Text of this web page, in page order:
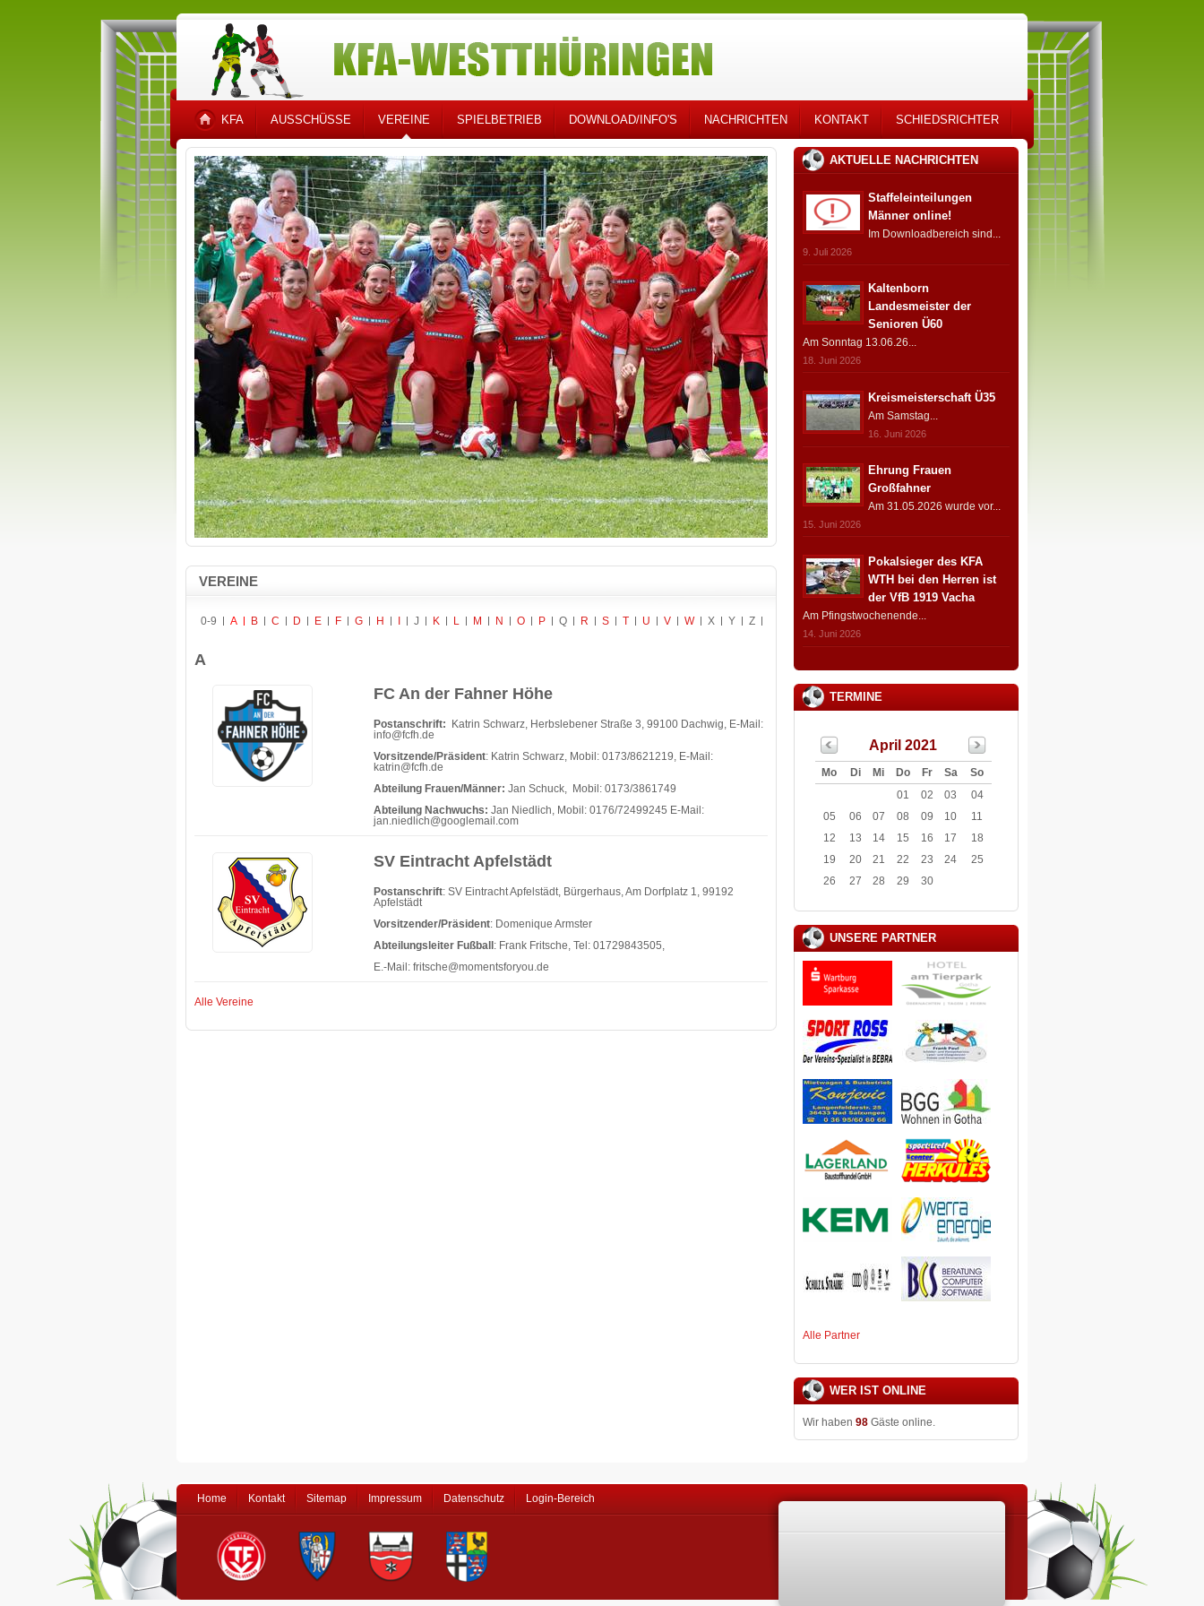
KFA AUSSCHÜSSE VEREINE SPIELBETRIEB DOWNLOAD/INFO'S NACHRICHTEN KONTAKT SCHIEDSRICHTER
VEREINE
0-9 A B C D E F G H J K L M N O P Q R S T U V W X Y Z
A
FC An der Fahner Höhe
Postanschrift:
Katrin Schwarz, Herbslebener Straße 3, 99100 Dachwig, E-Mail:
info@fcfh.de
Vorsitzende/Präsident: Katrin Schwarz, Mobil: 0173/8621219, E-Mail:
katrin@fcfh.de
Abteilung Frauen/Männer: Jan Schuck, Mobil: 0173/3861749
Abteilung Nachwuchs: Jan Niedlich, Mobil: 0176/72499245 E-Mail:
jan.niedlich@googlemail.com
SV Eintracht Apfelstädt
Postanschrift: SV Eintracht Apfelstädt, Bürgerhaus, Am Dorfplatz 1, 99192
Apfelstädt
Vorsitzender/Präsident: Domenique Armster
Abteilungsleiter Fußball : Frank Fritsche, Tel: 01729843505,
E.-Mail: fritsche@momentsforyou.de
Alle Vereine
AKTUELLE NACHRICHTEN
Staffeleinteilungen
Männer online!
Im Downloadbereich sind...
9. Juli 2026
Kaltenborn
Landesmeister der
Senioren Ü60
Am Sonntag 13.06.26...
18. Juni 2026
Kreismeisterschaft Ü35
Am Samstag...
16. Juni 2026
Ehrung Frauen
Großfahner
Am 31.05.2026 wurde vor...
15. Juni 2026
Pokalsieger des KFA
WTH bei den Herren ist
der VfB 1919 Vacha
Am Pfingstwochenende...
14. Juni 2026
TERMINE
April 2021
Mo Di Mi Do Fr Sa
So
01
02 03
04
05
06 07 08 09 10
11
12
13 14 15 16 17
18
19
20 21 22 23 24
25
26
27 28 29 30
UNSERE PARTNER
Alle Partner
WER IST ONLINE
Wir haben 98Gäste online.
Home Kontakt Sitemap Impressum Datenschutz Login-Bereich